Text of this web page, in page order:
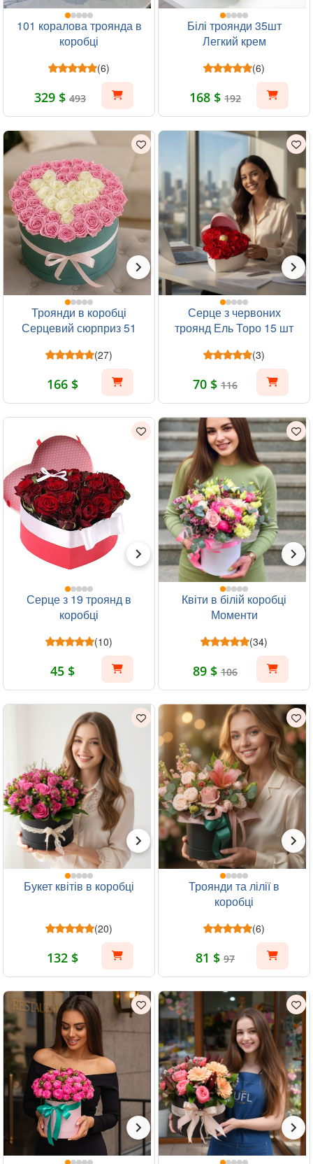
101 коралова троянда в
коробці
(6)
329 $ 493
Білі троянди 35шт
Легкий крем
(6)
168 $ 192
Троянди в коробці
Серцевий сюрприз 51
(27)
166 $
Серце з червоних
троянд Ель Торо 15 шт
(3)
70 $ 116
Серце з 19 троянд в
коробці
(10)
45 $
Квіти в білій коробці
Моменти
(34)
89 $ 106
Букет квітів в коробці
(20)
132 $
Троянди та лілії в
коробці
(6)
81 $ 97